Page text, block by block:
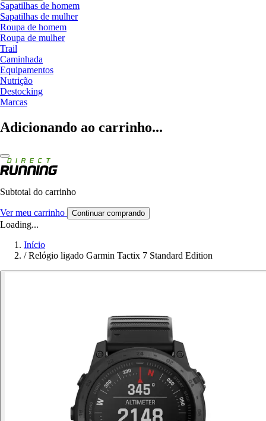
Sapatilhas de homem
Sapatilhas de mulher
Roupa de homem
Roupa de mulher
Trail
Caminhada
Equipamentos
Nutrição
Destocking
Marcas
Adicionando ao carrinho...
Subtotal do carrinho
Ver meu carrinho Continuar comprando
Loading...
Início
/ Relógio ligado Garmin Tactix 7 Standard Edition